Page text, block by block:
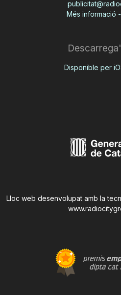
Més informació
Disponible per
Lloc web desenvolupat amb la